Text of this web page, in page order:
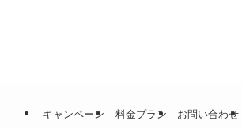
キャンペーン 料金プラン お問い合わせ